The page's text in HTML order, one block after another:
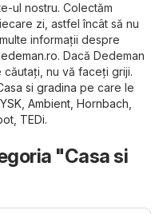
ul nostru. Colectăm
zi, astfel încât să nu
informații despre
. Dacă Dedeman
nu vă faceți griji.
si gradina pe care le
Ambient Hornbach
TEDi.
"Casa si